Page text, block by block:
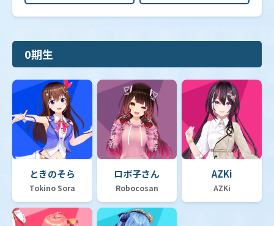
【hBP02】ブースターパック「クインテットスペクト
ラム」
【hBP01】ブースターパック「ブルーミングレディア
ンス」
【hSD19】ライブスタートデッキ「大空スバル」
0期生
ときのそら
Tokino Sora
ロボ子さん
Robocosan
AZKi
AZKi